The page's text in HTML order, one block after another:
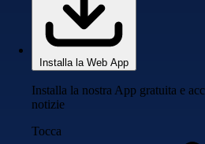
Installa la Web App
Installa la nostra App gratuita e
notizie
Tocca